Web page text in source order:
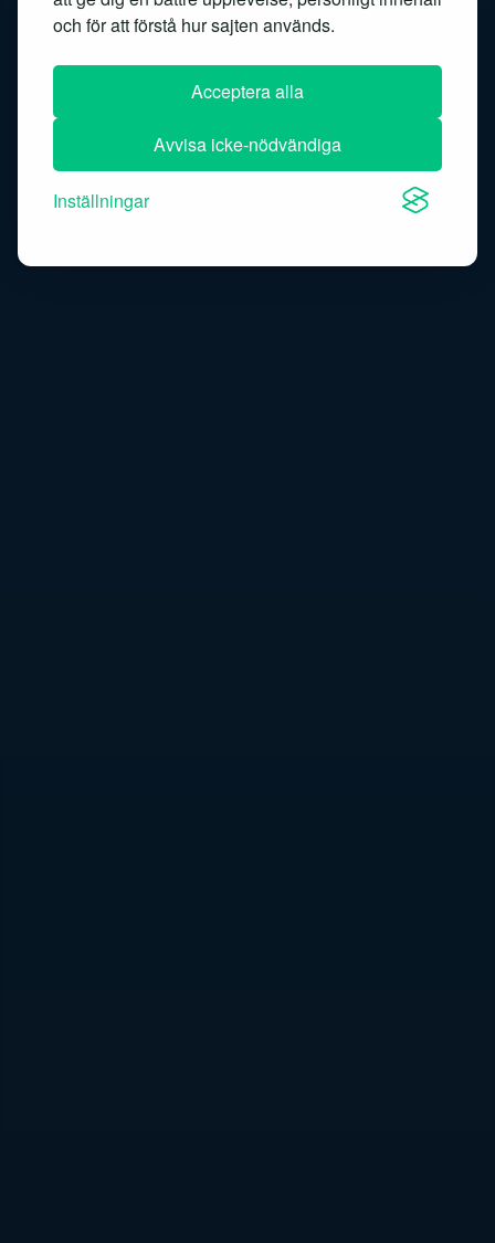
och för att förstå hur sajten används.
Acceptera alla
Avvisa icke-nödvändiga
Inställningar
Similarity search Speech recognition
Speech-to-text